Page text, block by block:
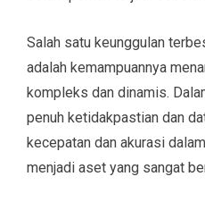
Salah satu keunggulan
adalah kemampuannya
kompleks dan dinamis.
penuh ketidakpastian dan
kecepatan dan akurasi
menjadi aset yang sangat